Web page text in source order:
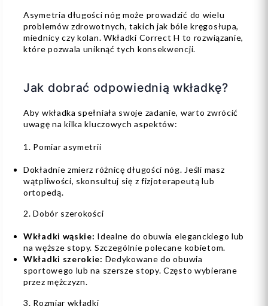
Asymetria długości nóg może prowadzić do wielu
problemów zdrowotnych, takich jak bóle kręgosłupa,
miednicy czy kolan. Wkładki Correct H to rozwiązanie,
które pozwala uniknąć tych konsekwencji.
Jak dobrać odpowiednią wkładkę?
Aby wkładka spełniała swoje zadanie, warto zwrócić
uwagę na kilka kluczowych aspektów:
1. Pomiar asymetrii
Dokładnie zmierz różnicę długości nóg. Jeśli masz
wątpliwości, skonsultuj się z fizjoterapeutą lub
ortopedą.
2. Dobór szerokości
Wkładki wąskie: Idealne do obuwia eleganckiego lub
na węższe stopy. Szczególnie polecane kobietom.
Wkładki szerokie: Dedykowane do obuwia
sportowego lub na szersze stopy. Często wybierane
przez mężczyzn.
3. Rozmiar wkładki